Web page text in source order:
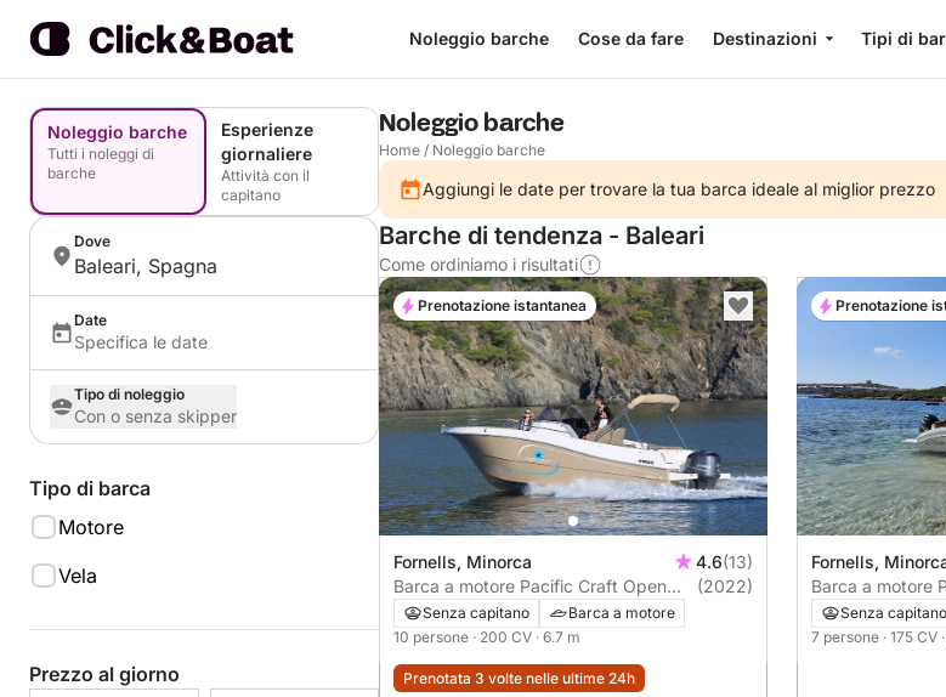
Noleggio barche Cose da fare Destinazioni Tipi di
Noleggio barche
Tutti i noleggi di
barche
Esperienze
giornaliere
Attività con il
capitano
Dove
Baleari, Spagna
Date
Specifica le date
Tipo di noleggio
Con o senza skipper
Tipo di barca
Motore
Vela
Prezzo al giorno
Noleggio barche
Home / Noleggio barche
Aggiungi le date per trovare la tua barca ideale al miglior prezzo
Barche di tendenza - Baleari
Come ordiniamo i risultati
Fornells, Minorca 4.6(13)
Barca a motore Pacific Craft Open
670 200CV
(2022)
Senza capitano
Barca a motore
10 persone · 200 CV · 6.7 m
Prenotata 3 volte nelle ultime 24h
Prenotazione istantanea
Fornells,
Barca a motore
Senza capitano
7 persone · 175 CV
Prenotazione